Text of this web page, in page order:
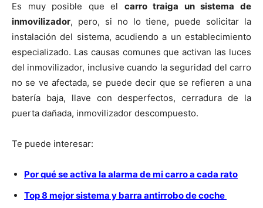
Es muy posible que el carro traiga un sistema de
inmovilizador, pero, si no lo tiene, puede solicitar la
instalación del sistema, acudiendo a un establecimiento
especializado. Las causas comunes que activan las luces
del inmovilizador, inclusive cuando la seguridad del carro
no se ve afectada, se puede decir que se refieren a una
batería baja, llave con desperfectos, cerradura de la
puerta dañada, inmovilizador descompuesto.
Te puede interesar:
Por qué se activa la alarma de mi carro a cada rato
Top 8 mejor sistema y barra antirrobo de coche